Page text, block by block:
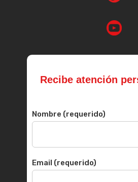
Recibe atención
Nombre (requerido)
Email (requerido)